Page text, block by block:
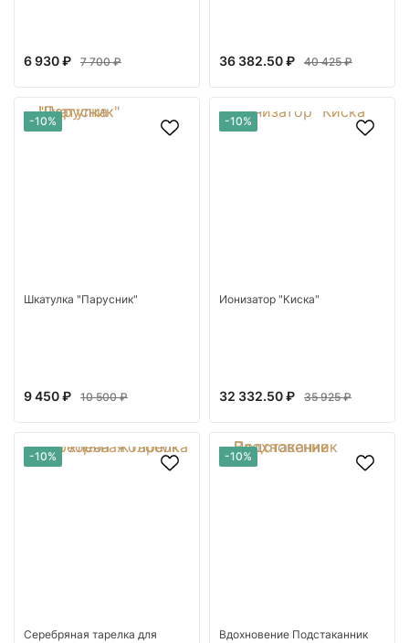
6 930 ₽ 7 700 ₽ 36 382.50 ₽ 40 425 ₽
-10%
Шкатулка "Парусник"
9 450 ₽ 10 500 ₽
-10%
Ионизатор "Киска"
32 332.50 ₽ 35 925 ₽
-10%
Серебряная тарелка для
-10%
Вдохновение Подстаканник